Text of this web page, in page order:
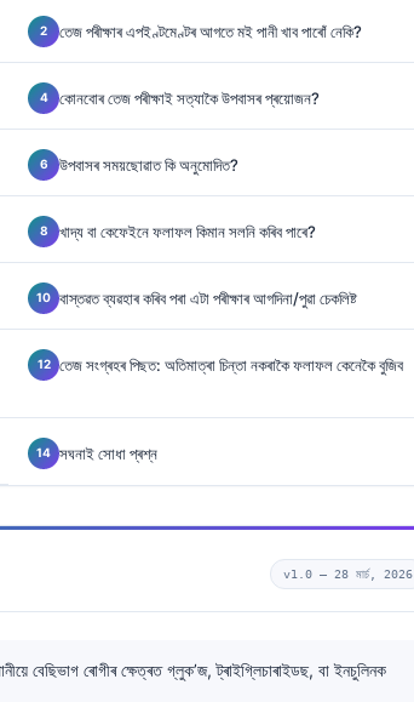
তেজ পৰীক্ষাৰ এপইণ্টমেণ্টৰ আগতে মই পানী খাব পাৰোঁ নেকি?
কোনবোৰ তেজ পৰীক্ষাই সত্যাকৈ উপবাসৰ প্ৰয়োজন?
উপবাসৰ সময়ছোৱাত কি অনুমোদিত?
খাদ্য বা কেফেইনে ফলাফল কিমান সলনি কৰিব পাৰে?
বাস্তৱত ব্যৱহাৰ কৰিব পৰা এটা পৰীক্ষাৰ আগদিনা/পুৱা চেকলিষ্ট
তেজ সংগ্ৰহৰ পিছত: অতিমাত্ৰা চিন্তা নকৰাকৈ ফলাফল কেনেকৈ বুজিব
সঘনাই সোধা প্ৰশ্ন
v1.0 — 28 মাৰ্চ, 2026
বেছিভাগ ৰোগীৰ ক্ষেত্ৰত গ্লুক’জ, ট্ৰাইগ্লিচাৰাইডছ, বা ইনচুলিনক